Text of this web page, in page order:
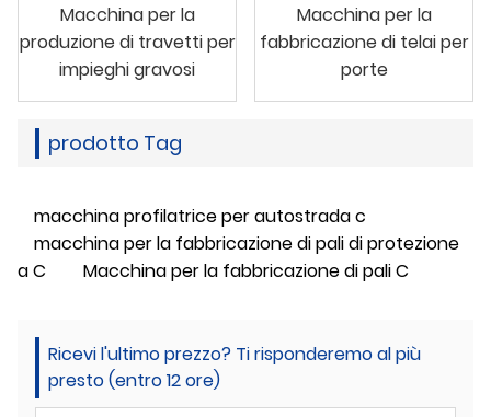
Macchina per la
produzione di travetti per
impieghi gravosi
Macchina per la
fabbricazione di telai per
porte
prodotto Tag
macchina profilatrice per autostrada c
macchina per la fabbricazione di pali di protezione
a C
Macchina per la fabbricazione di pali C
Ricevi l'ultimo prezzo? Ti risponderemo al più
presto (entro 12 ore)